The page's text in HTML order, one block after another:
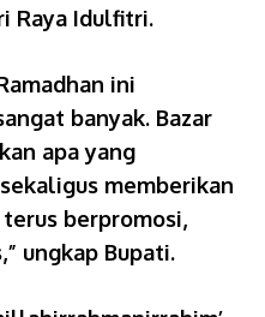
Raya Idulfitri.
ini
banyak. Bazar
apa yang
memberikan
berpromosi,
ungkap Bupati.